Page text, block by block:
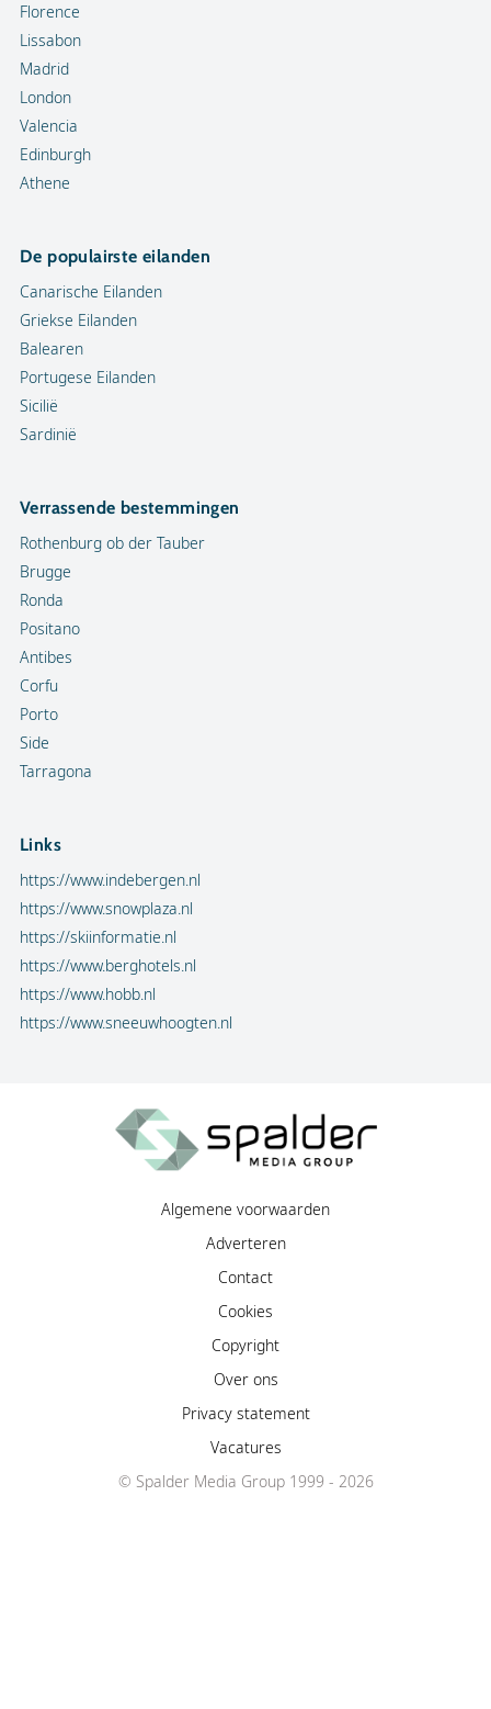
Florence
Lissabon
Madrid
London
Valencia
Edinburgh
Athene
De populairste eilanden
Canarische Eilanden
Griekse Eilanden
Balearen
Portugese Eilanden
Sicilië
Sardinië
Verrassende bestemmingen
Rothenburg ob der Tauber
Brugge
Ronda
Positano
Antibes
Corfu
Porto
Side
Tarragona
Links
https://www.indebergen.nl
https://www.snowplaza.nl
https://skiinformatie.nl
https://www.berghotels.nl
https://www.hobb.nl
https://www.sneeuwhoogten.nl
Algemene voorwaarden
Adverteren
Contact
Cookies
Copyright
Over ons
Privacy statement
Vacatures
© Spalder Media Group 1999 - 2026